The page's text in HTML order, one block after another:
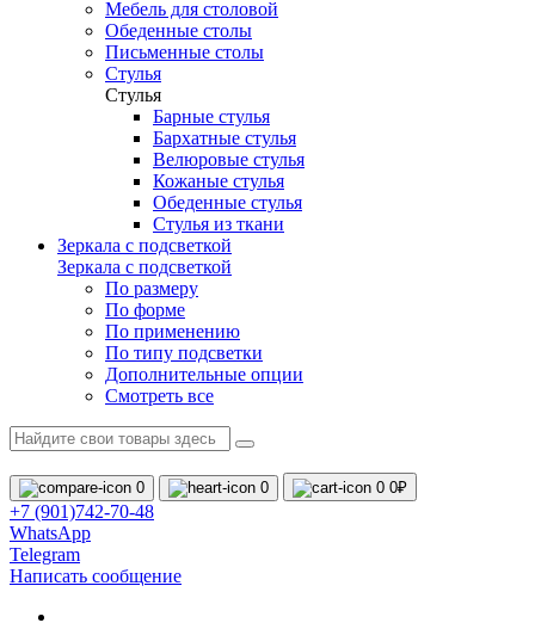
Мебель для столовой
Обеденные столы
Письменные столы
Стулья
Стулья
Барные стулья
Бархатные стулья
Велюровые стулья
Кожаные стулья
Обеденные стулья
Стулья из ткани
Зеркала с подсветкой
Зеркала с подсветкой
По размеру
По форме
По применению
По типу подсветки
Дополнительные опции
Смотреть все
0 0 0 0₽
+7 (901)742-70-48
WhatsApp
Telegram
Написать сообщение